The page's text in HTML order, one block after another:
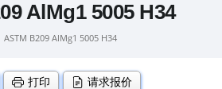
AlMg1 5005 H34
ASTM B209 AlMg1 5005 H34
打印 请求报价